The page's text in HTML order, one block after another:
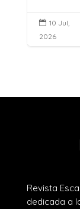
 10 Jul,
2026
Revista
dedicada a